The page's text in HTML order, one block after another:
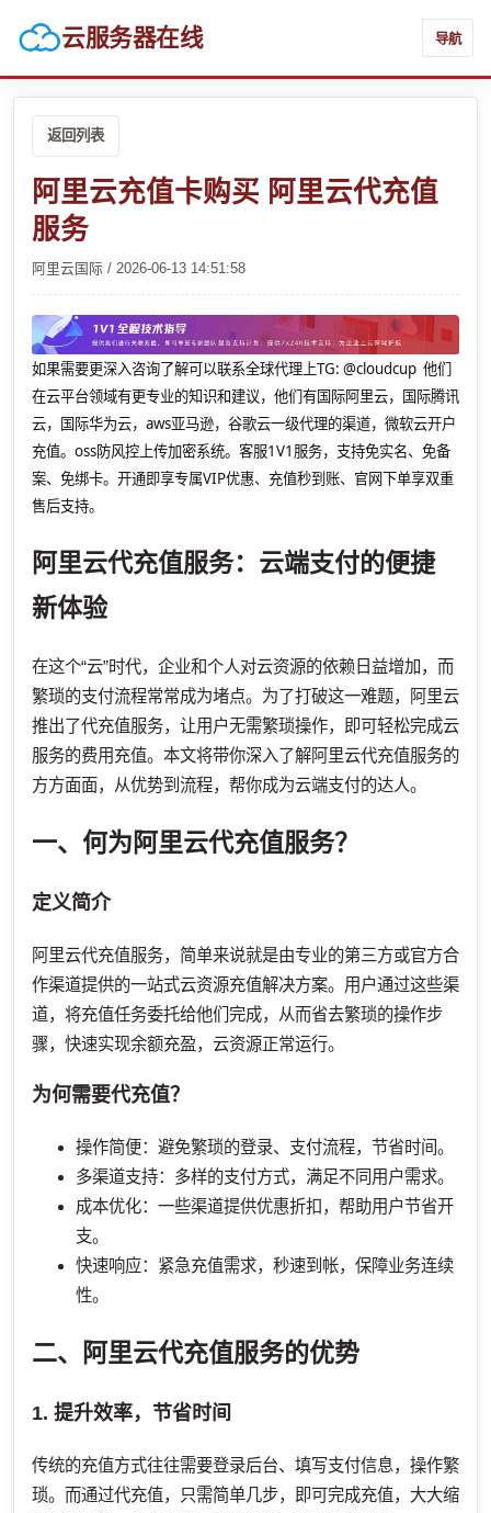
云服务器在线 导航
返回列表
阿里云充值卡购买 阿里云代充值
服务
阿里云国际 / 2026-06-13 14:51:58
如果需要更深入咨询了解可以联系全球代理上TG: @cloudcup 他们
在云平台领域有更专业的知识和建议，他们有国际阿里云，国际腾讯
云，国际华为云，aws亚马逊，谷歌云一级代理的渠道，微软云开户
充值。oss防风控上传加密系统。客服1V1服务，支持免实名、免备
案、免绑卡。开通即享专属VIP优惠、充值秒到账、官网下单享双重
售后支持。
阿里云代充值服务：云端支付的便捷
新体验
在这个“云”时代，企业和个人对云资源的依赖日益增加，而
繁琐的支付流程常常成为堵点。为了打破这一难题，阿里云
推出了代充值服务，让用户无需繁琐操作，即可轻松完成云
服务的费用充值。本文将带你深入了解阿里云代充值服务的
方方面面，从优势到流程，帮你成为云端支付的达人。
一、何为阿里云代充值服务？
定义简介
阿里云代充值服务，简单来说就是由专业的第三方或官方合
作渠道提供的一站式云资源充值解决方案。用户通过这些渠
道，将充值任务委托给他们完成，从而省去繁琐的操作步
骤，快速实现余额充盈，云资源正常运行。
为何需要代充值？
操作简便：避免繁琐的登录、支付流程，节省时间。
多渠道支持：多样的支付方式，满足不同用户需求。
成本优化：一些渠道提供优惠折扣，帮助用户节省开
支。
快速响应：紧急充值需求，秒速到帐，保障业务连续
性。
二、阿里云代充值服务的优势
1. 提升效率，节省时间
传统的充值方式往往需要登录后台、填写支付信息，操作繁
琐。而通过代充值，只需简单几步，即可完成充值，大大缩